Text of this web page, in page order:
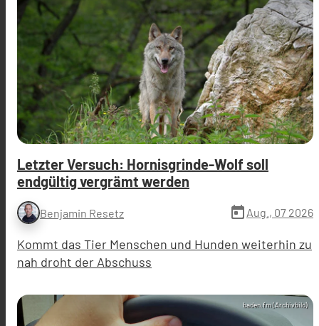
Letzter Versuch: Hornisgrinde-Wolf soll
endgültig vergrämt werden
Benjamin Resetz today Aug., 07 2026
Kommt das Tier Menschen und Hunden weiterhin zu
nah droht der Abschuss
baden.fm (Archivbild)